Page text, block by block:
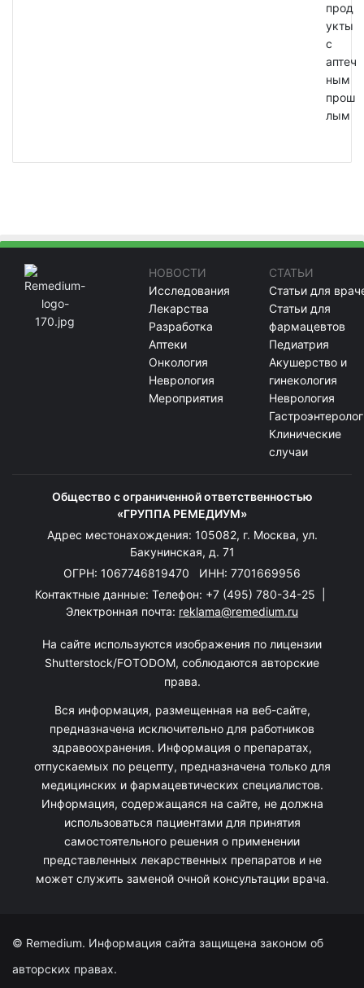
прод
укты
с
аптеч
ным
прош
лым
НОВОСТИ
Исследования
Лекарства
Разработка
Аптеки
Онкология
Неврология
Мероприятия
СТАТЬИ
Статьи для
Статьи для
фармацевтов
Педиатрия
Акушерство и
гинекология
Неврология
Клинические
случаи
Общество с ограниченной ответственностью
«ГРУППА РЕМЕДИУМ»
Адрес местонахождения: 105082, г. Москва, ул.
Бакунинская, д. 71
ОГРН: 1067746819470 ИНН: 7701669956
Контактные данные: Телефон: +7 (495) 780-34-25
Электронная почта: reklama@remedium.ru
На сайте используются изображения по лицензии
Shutterstock/FOTODOM, соблюдаются авторские
права.
Вся информация, размещенная на веб-сайте,
предназначена исключительно для работников
здравоохранения. Информация о препаратах,
отпускаемых по рецепту, предназначена только для
медицинских и фармацевтических специалистов.
Информация, содержащаяся на сайте, не должна
использоваться пациентами для принятия
самостоятельного решения о применении
представленных лекарственных препаратов и не
может служить заменой очной консультации врача.
© Remedium. Информация сайта защищена законом об
авторских правах.